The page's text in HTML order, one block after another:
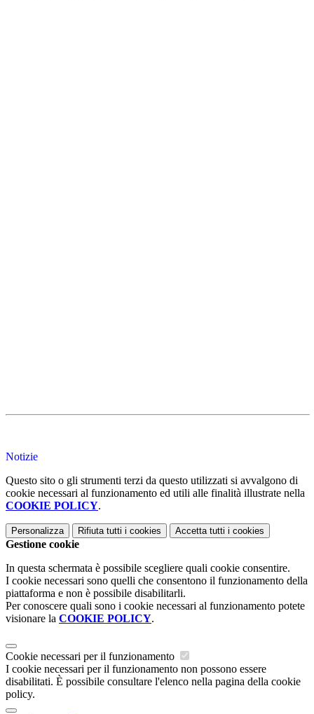
Notizie
Questo sito o gli strumenti terzi da questo utilizzati si avvalgono di
cookie necessari al funzionamento ed utili alle finalità illustrate nella
COOKIE POLICY.
Personalizza Rifiuta tutti i cookies Accetta tutti i cookies
Gestione cookie
In questa schermata è possibile scegliere quali cookie consentire.
I cookie necessari sono quelli che consentono il funzionamento della
piattaforma e non è possibile disabilitarli.
Per conoscere quali sono i cookie necessari al funzionamento potete
visionare la COOKIE POLICY.
Cookie necessari per il funzionamento
I cookie necessari per il funzionamento non possono essere
disabilitati. È possibile consultare l'elenco nella pagina della cookie
policy.